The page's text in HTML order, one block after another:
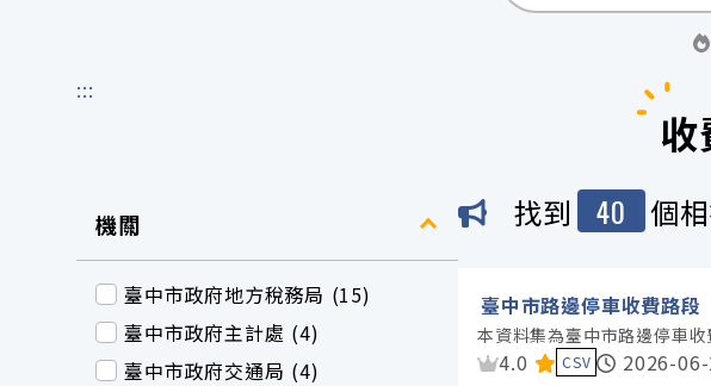
:::
機關
臺中市政府地方稅務局 (15)
臺中市政府主計處 (4)
臺中市政府交通局 (4)
找到 40 個
臺中市路邊停車收費路段
本資料集為臺中市路邊停車
資料集評分：
4.0 CSV
2026-